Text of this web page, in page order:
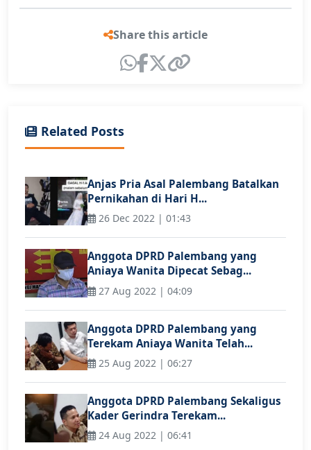
Share this article
Related Posts
Anjas Pria Asal Palembang Batalkan
Pernikahan di Hari H...
26 Dec 2022 | 01:43
Anggota DPRD Palembang yang
Aniaya Wanita Dipecat Sebag...
27 Aug 2022 | 04:09
Anggota DPRD Palembang yang
Terekam Aniaya Wanita Telah...
25 Aug 2022 | 06:27
Anggota DPRD Palembang Sekaligus
Kader Gerindra Terekam...
24 Aug 2022 | 06:41